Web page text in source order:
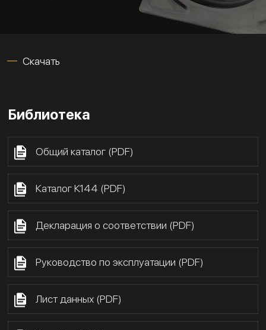
Скачать
Библиотека
Общий каталог (PDF)
Каталог К144 (PDF)
Декларация о соответствии (PDF)
Руководство по эксплуатации (PDF)
Лист данных (PDF)